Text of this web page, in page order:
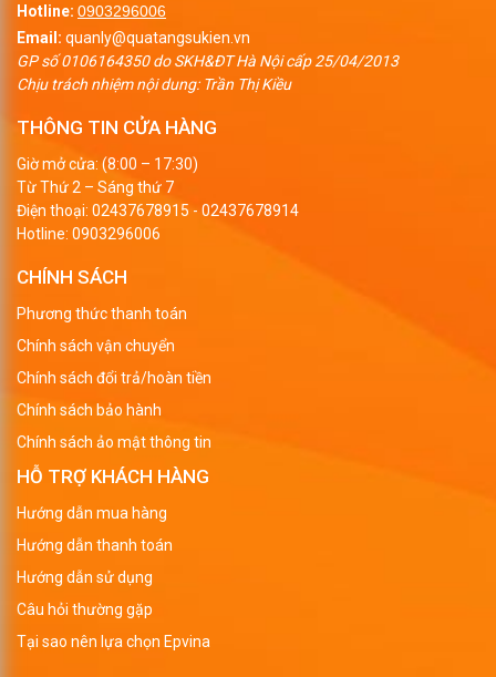
Hotline: 0903296006
Email: quanly@quatangsukien.vn
GP số 0106164350 do SKH&ĐT Hà Nội cấp 25/04/2013
Chịu trách nhiệm nội dung: Trần Thị Kiều
THÔNG TIN CỬA HÀNG
Giờ mở cửa: (8:00 – 17:30)
Từ Thứ 2 – Sáng thứ 7
Điện thoại: 02437678915 - 02437678914
Hotline: 0903296006
CHÍNH SÁCH
Phương thức thanh toán
Chính sách vận chuyển
Chính sách đổi trả/hoàn tiền
Chính sách bảo hành
Chính sách ảo mật thông tin
HỖ TRỢ KHÁCH HÀNG
Hướng dẫn mua hàng
Hướng dẫn thanh toán
Hướng dẫn sử dụng
Câu hỏi thường gặp
Tại sao nên lựa chọn Epvina